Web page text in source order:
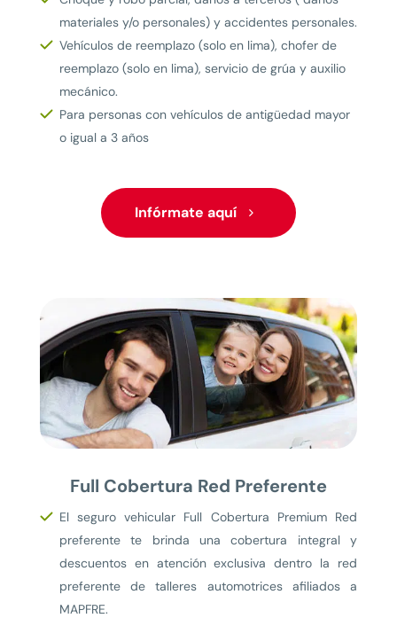
materiales y/o personales) y accidentes personales.
Vehículos de reemplazo (solo en lima), chofer de
reemplazo (solo en lima), servicio de grúa y auxilio
mecánico.
Para personas con vehículos de antigüedad mayor
o igual a 3 años
Infórmate aquí
Full Cobertura Red Preferente
El seguro vehicular Full Cobertura Premium Red
preferente te brinda una cobertura integral y
descuentos en atención exclusiva dentro la red
preferente de talleres automotrices afiliados a
MAPFRE.